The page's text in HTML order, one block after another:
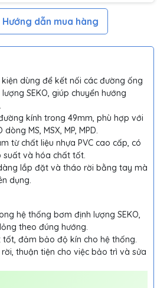
Hướng dẫn mua hàng
dùng để kết nối các đường ống
SEKO, giúp chuyển hướng
kính trong 49mm, phù hợp với
MS, MSX, MP, MPD.
từ chất liệu nhựa PVC cao cấp, có
suất và hóa chất tốt.
lắp đặt và tháo rời bằng tay mà
dụng.
hệ thống bơm định lượng SEKO,
theo đúng hướng.
đảm bảo độ kín cho hệ thống.
thuận tiện cho việc bảo trì và sửa